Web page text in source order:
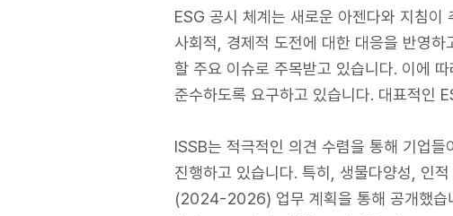
ESG 공시 체계는 새로운 아젠다와 지침이
사회적, 경제적 도전에 대한 대응을 반영
할 주요 이슈로 주목받고 있습니다. 이에
준수하도록 요구하고 있습니다. 대표적인
ISSB는 적극적인 의견 수렴을 통해 기업
진행하고 있습니다. 특히, 생물다양성, 인
(2024-2026) 업무 계획을 통해 공개했습